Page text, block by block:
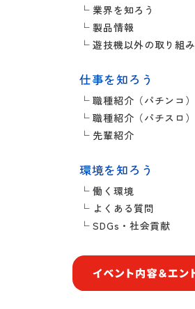
└ 業界を知ろう
└ 製品情報
└ 遊技機以外の取り組み
仕事を知ろう
└ 職種紹介（パチンコ）
└ 職種紹介（パチスロ）
└ 先輩紹介
環境を知ろう
└ 働く環境
└ よくある質問
└ SDGs・社会貢献